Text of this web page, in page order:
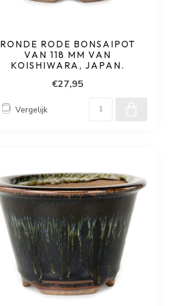
RONDE RODE BONSAIPOT
VAN 118 MM VAN
KOISHIWARA, JAPAN.
€27,95
Vergelijk